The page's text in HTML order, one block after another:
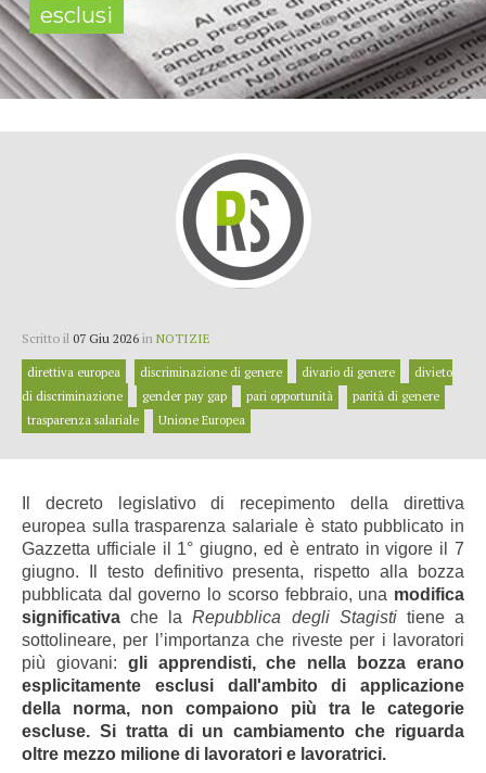
esclusi
Scritto il 07 Giu 2026 in NOTIZIE
direttiva europea discriminazione di genere divario di genere
divieto
di discriminazione
gender pay gap pari opportunità
parità di genere
trasparenza salariale
Unione Europea
Il decreto legislativo di recepimento della direttiva
europea sulla trasparenza salariale è stato pubblicato in
Gazzetta ufficiale il 1° giugno, ed è entrato in vigore il 7
giugno. Il testo definitivo presenta, rispetto alla bozza
pubblicata dal governo lo scorso febbraio, una modifica
significativa che laRepubblica degli Stagistitiene a
sottolineare, per l’importanza che riveste per i lavoratori
più giovani: gli apprendisti, che nella bozza erano
esplicitamente esclusi dall'ambito di applicazione
della norma, non compaiono più tra le categorie
escluse. Si tratta di un cambiamento che riguarda
oltre mezzo milione di lavoratori e lavoratrici.